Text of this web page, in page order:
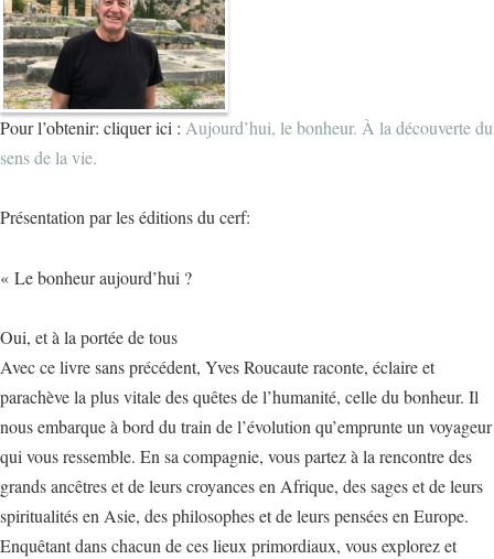
Pour l’obtenir: cliquer ici : Aujourd’hui, le bonheur. À la découverte du
sens de la vie.
Présentation par les éditions du cerf:
« Le bonheur aujourd’hui ?
Oui, et à la portée de tous
Avec ce livre sans précédent, Yves Roucaute raconte, éclaire et
parachève la plus vitale des quêtes de l’humanité, celle du bonheur. Il
nous embarque à bord du train de l’évolution qu’emprunte un voyageur
qui vous ressemble. En sa compagnie, vous partez à la rencontre des
grands ancêtres et de leurs croyances en Afrique, des sages et de leurs
spiritualités en Asie, des philosophes et de leurs pensées en Europe.
Enquêtant dans chacun de ces lieux primordiaux, vous explorez et